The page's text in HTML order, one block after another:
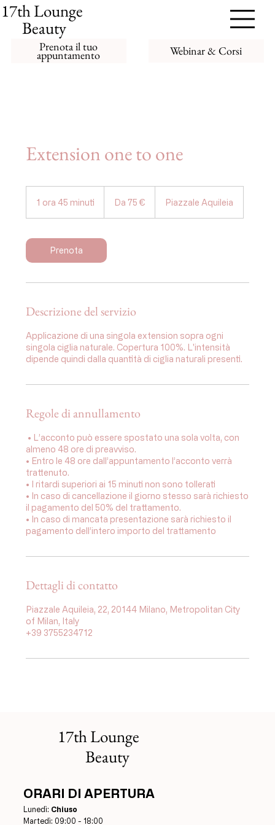
17th Lounge
Beauty
Prenota il tuo
appuntamento Webinar & Corsi
Extension one to one
1 ora 45 minuti
4
m
n
t
euroDa 75 € Piazzale Aquileia
Prenota
Descrizione del servizio
Applicazione di una singola extension sopra ogni
singola ciglia naturale. Copertura 100%. L'intensità
dipende quindi dalla quantità di ciglia naturali presenti.
Regole di annullamento
⁠ •⁠ L’acconto può essere spostato una sola volta, con
almeno 48 ore di preavviso.
•⁠ ⁠Entro le 48 ore dall’appuntamento l’acconto verrà
trattenuto.
•⁠ I ritardi superiori ai 15 minuti non sono tollerati
•⁠ ⁠In caso di cancellazione il giorno stesso sarà richiesto
il pagamento del 50% del trattamento.
•⁠ ⁠In caso di mancata presentazione sarà richiesto il
pagamento dell’intero importo del trattamento
Dettagli di contatto
Piazzale Aquileia, 22, 20144 Milano, Metropolitan City
of Milan, Italy
+39 3755234712
17th Lounge
Beauty
ORARI DI APERTURA
Lunedì: Chiuso
Martedì: 09:00 - 18:00